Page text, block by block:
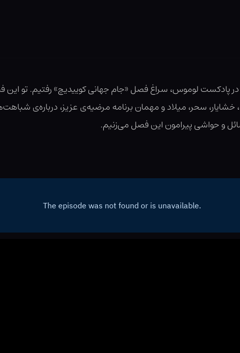
لوموس، سراغ فصل «جام جهانی کوییدیچ» رفتیم. تو این
خشایار، سحر، میلاد و مهمان برنامه مرضیه‌ی عزیز، درباره‌ی
و حواشی پیرامون این فصل می‌زنیم.